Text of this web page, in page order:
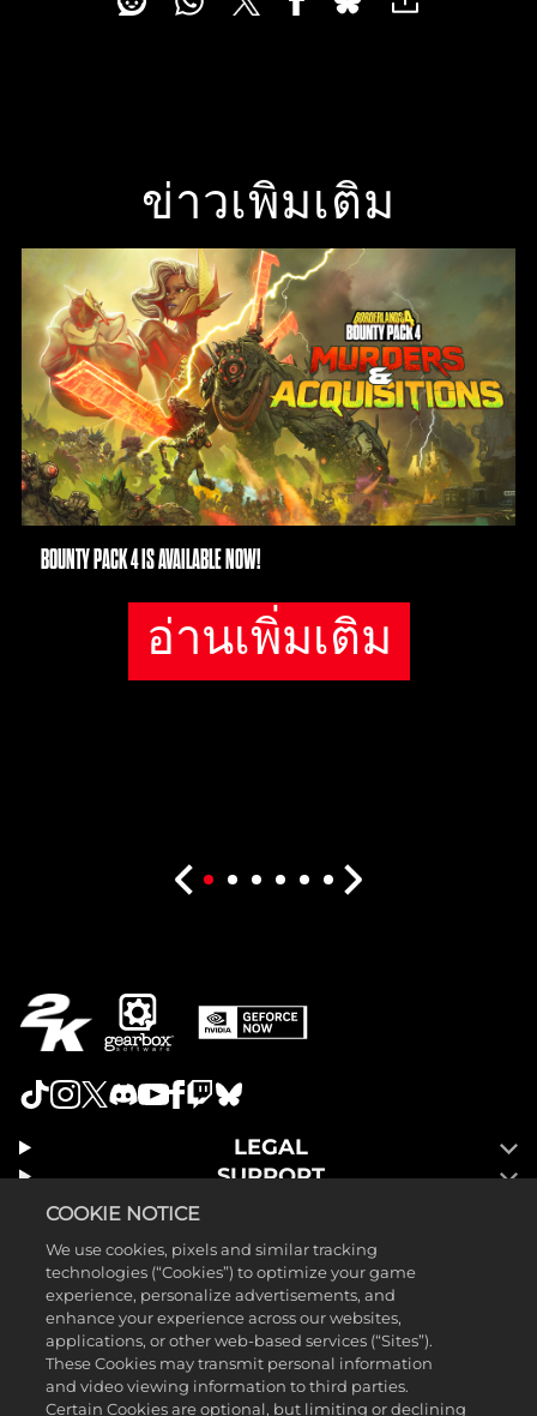
ข่าวเพิ่มเติม
BOUNTY PACK 4 IS AVAILABLE NOW!
อ่านเพิ่มเติม
LEGAL
SUPPORT
COOKIE NOTICE
We use cookies, pixels and similar tracking
technologies (“Cookies”) to optimize your game
experience, personalize advertisements, and
enhance your experience across our websites,
applications, or other web-based services (“Sites”).
These Cookies may transmit personal information
and video viewing information to third parties.
Certain Cookies are optional, but limiting or declining